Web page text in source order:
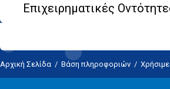
Επιχειρηματικές
Αρχική Σελίδα / Βάση πληροφοριών /